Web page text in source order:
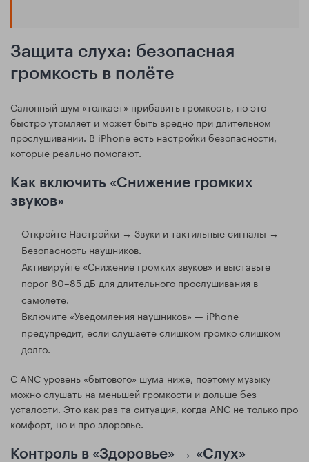
Защита слуха: безопасная
громкость в полёте
Салонный шум «толкает» прибавить громкость, но это
быстро утомляет и может быть вредно при длительном
прослушивании. В iPhone есть настройки безопасности,
которые реально помогают.
Как включить «Снижение громких
звуков»
Откройте Настройки → Звуки и тактильные сигналы →
Безопасность наушников.
Активируйте «Снижение громких звуков» и выставьте
порог 80–85 дБ для длительного прослушивания в
самолёте.
Включите «Уведомления наушников» — iPhone
предупредит, если слушаете слишком громко слишком
долго.
С ANC уровень «бытового» шума ниже, поэтому музыку
можно слушать на меньшей громкости и дольше без
усталости. Это как раз та ситуация, когда ANC не только про
комфорт, но и про здоровье.
Контроль в «Здоровье» → «Слух»